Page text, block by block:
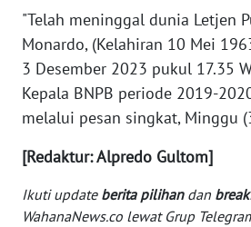
"Telah meninggal dunia Letjen
Monardo, (Kelahiran 10 Mei
3 Desember 2023 pukul 17.35
Kepala BNPB periode 2019-
melalui pesan singkat, Minggu
[Redaktur: Alpredo Gultom]
Ikuti update berita pilihandan
WahanaNews.co lewat Grup
WN
WN
NTT
KEPRI